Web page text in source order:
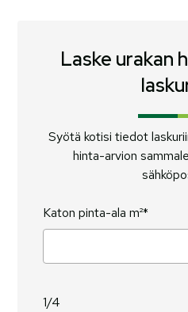
Laske urakan
Syötä kotisi tiedot
hinta-arvion
Katon pinta-ala m²*
1/4